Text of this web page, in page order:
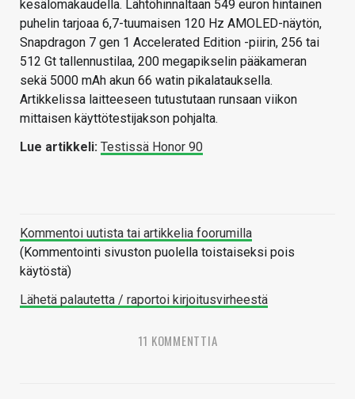
kesälomakaudella. Lähtöhinnaltaan 549 euron hintainen
puhelin tarjoaa 6,7-tuumaisen 120 Hz AMOLED-näytön,
Snapdragon 7 gen 1 Accelerated Edition -piirin, 256 tai
512 Gt tallennustilaa, 200 megapikselin pääkameran
sekä 5000 mAh akun 66 watin pikalatauksella.
Artikkelissa laitteeseen tutustutaan runsaan viikon
mittaisen käyttötestijakson pohjalta.
Lue artikkeli: Testissä Honor 90
Kommentoi uutista tai artikkelia foorumilla
(Kommentointi sivuston puolella toistaiseksi pois
käytöstä)
Lähetä palautetta / raportoi kirjoitusvirheestä
11 KOMMENTTIA